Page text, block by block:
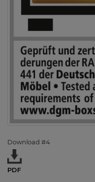
Download #4
PDF